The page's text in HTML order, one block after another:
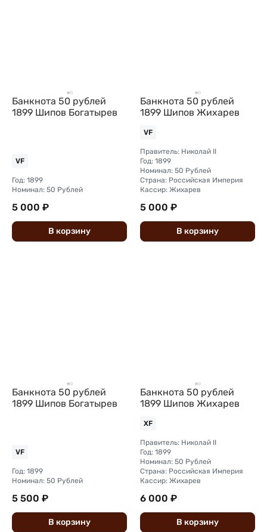
Банкнота 50 рублей
1899 Шипов Богатырев
VF
Год: 1899
Номинал: 50 Рублей
5 000 ₽
В корзину
Банкнота 50 рублей
1899 Шипов Жихарев
VF
Правитель: Николай II
Год: 1899
Номинал: 50 Рублей
Страна: Российская Империя
Кассир: Жихарев
5 000 ₽
В корзину
Банкнота 50 рублей
1899 Шипов Богатырев
VF
Год: 1899
Номинал: 50 Рублей
5 500 ₽
В корзину
Банкнота 50 рублей
1899 Шипов Жихарев
XF
Правитель: Николай II
Год: 1899
Номинал: 50 Рублей
Страна: Российская Империя
Кассир: Жихарев
6 000 ₽
В корзину